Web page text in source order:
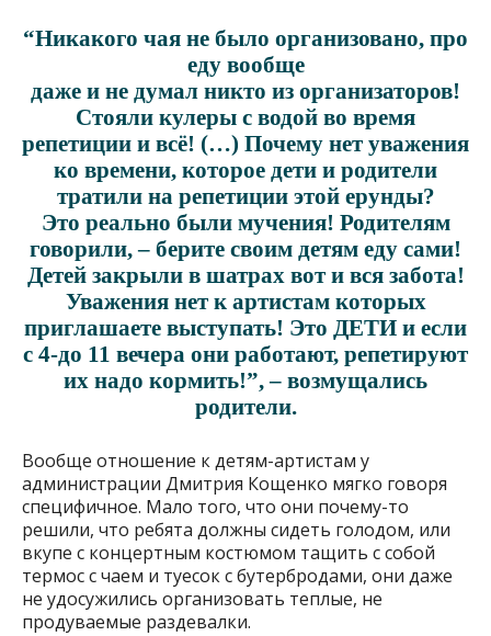
“Никакого чая не было организовано, про
еду вообще
даже и не думал никто из организаторов!
Стояли кулеры с водой во время
репетиции и всё! (…) Почему нет уважения
ко времени, которое дети и родители
тратили на репетиции этой ерунды?
Это реально были мучения! Родителям
говорили, – берите своим детям еду сами!
Детей закрыли в шатрах вот и вся забота!
Уважения нет к артистам которых
приглашаете выступать! Это ДЕТИ и если
с 4-до 11 вечера они работают, репетируют
их надо кормить!”, – возмущались
родители.
Вообще отношение к детям-артистам у
администрации Дмитрия Кощенко мягко говоря
специфичное. Мало того, что они почему-то
решили, что ребята должны сидеть голодом, или
вкупе с концертным костюмом тащить с собой
термос с чаем и туесок с бутербродами, они даже
не удосужились организовать теплые, не
продуваемые раздевалки.